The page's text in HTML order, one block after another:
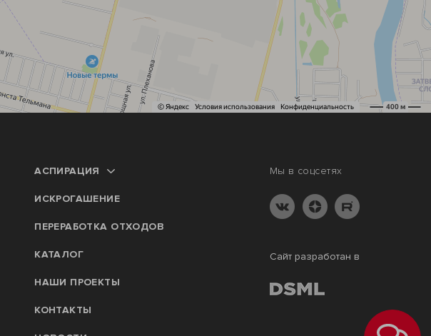
АСПИРАЦИЯ
ИСКРОГАШЕНИЕ
ПЕРЕРАБОТКА ОТХОДОВ
КАТАЛОГ
НАШИ ПРОЕКТЫ
КОНТАКТЫ
Мы в соцсетях
Сайт разработан в